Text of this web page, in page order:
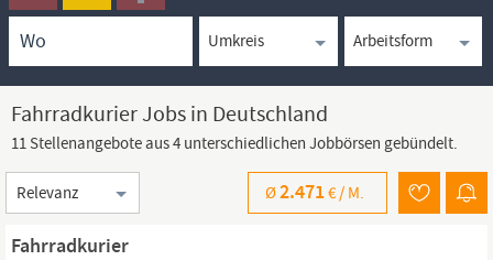
Fahrradkurier Jobs in Deutschland
11 Stellenangebote aus 4 unterschiedlichen Jobbörsen gebündelt.
Sortierung
Ø2.471€ / M.
Fahrradkurier